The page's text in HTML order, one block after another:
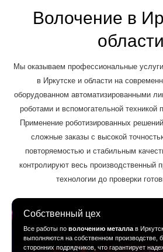
Волочение в
области
Мы оказываем профессиональные
в Иркутске и области на
оборудованном автоматизированными
роботами и вспомогательной техникой
Применение роботизированных
сложные заказы с высокой
повторяемостью и стабильным
контролируют весь производственный
технологии до проверки
Собственный цех
Все работы по волочению металла в
выполняются на собственном производстве,
сторонних подрядчиков, что гарантирует